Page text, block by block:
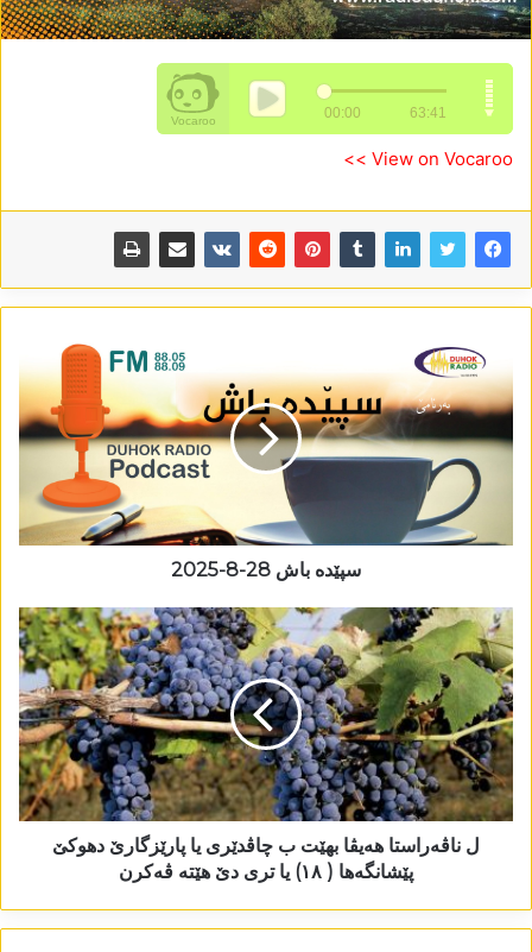
View on Vocaroo >>
سپێدە باش 28-8-2025
ل ناڤەراستا ھەیڤا بھێت ب چاڤدێری یا پارێزگارێ دھوکێ
پێشانگەھا ( ١٨) یا تری دێ ھێتە ڤەکرن